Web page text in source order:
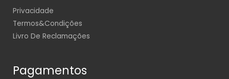
Privacidade
Termos&Condições
Livro De Reclamações
Pagamentos